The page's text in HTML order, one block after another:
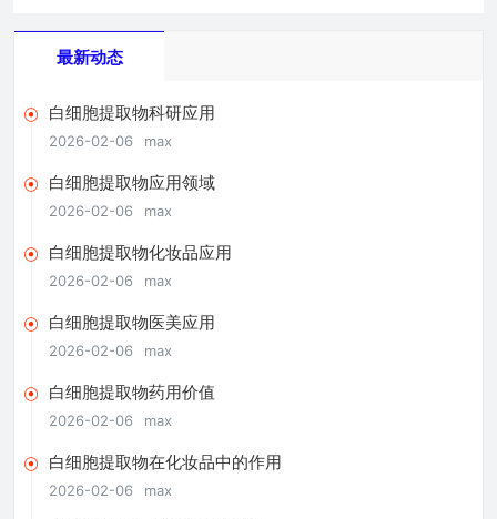
最新动态
白细胞提取物科研应用
2026-02-06 max
白细胞提取物应用领域
2026-02-06 max
白细胞提取物化妆品应用
2026-02-06 max
白细胞提取物医美应用
2026-02-06 max
白细胞提取物药用价值
2026-02-06 max
白细胞提取物在化妆品中的作用
2026-02-06 max